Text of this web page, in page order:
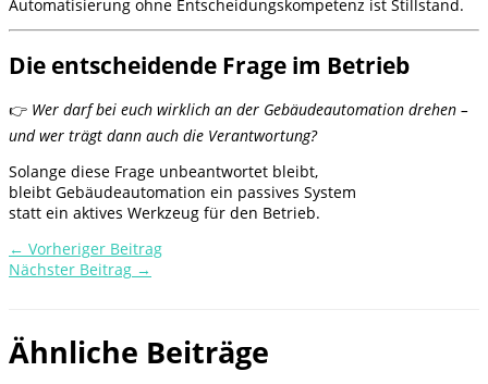
Automatisierung ohne Entscheidungskompetenz ist Stillstand.
Die entscheidende Frage im Betrieb
👉 Wer darf bei euch wirklich an der Gebäudeautomation drehen –
und wer trägt dann auch die Verantwortung?
Solange diese Frage unbeantwortet bleibt,
bleibt Gebäudeautomation ein passives System
statt ein aktives Werkzeug für den Betrieb.
← Vorheriger Beitrag
Nächster Beitrag →
Ähnliche Beiträge